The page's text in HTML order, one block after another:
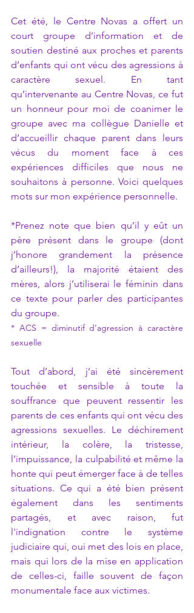
Cet été, le Centre Novas a offert un
court groupe d’information et de
soutien destiné aux proches et parents
d’enfants qui ont vécu des agressions à
caractère sexuel. En tant
qu’intervenante au Centre Novas, ce fut
un honneur pour moi de coanimer le
groupe avec ma collègue Danielle et
d’accueillir chaque parent dans leurs
vécus du moment face à ces
expériences difficiles que nous ne
souhaitons à personne. Voici quelques
mots sur mon expérience personnelle.
*Prenez note que bien qu’il y eût un
père présent dans le groupe (dont
j’honore grandement la présence
d’ailleurs!), la majorité étaient des
mères, alors j’utiliserai le féminin dans
ce texte pour parler des participantes
du groupe.
* ACS = diminutif d’agression à caractère
sexuelle
Tout d’abord, j’ai été sincèrement
touchée et sensible à toute la
souffrance que peuvent ressentir les
parents de ces enfants qui ont vécu des
agressions sexuelles. Le déchirement
intérieur, la colère, la tristesse,
l’impuissance, la culpabilité et même la
honte qui peut émerger face à de telles
situations. Ce qui a été bien présent
également dans les sentiments
partagés, et avec raison, fut
l'indignation contre le système
judiciaire qui, oui met des lois en place,
mais qui lors de la mise en application
de celles-ci, faille souvent de façon
monumentale face aux victimes.